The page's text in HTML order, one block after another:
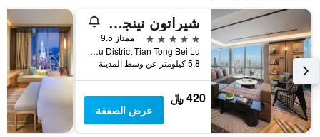
شيراتون نينجبو يينتشو
5 نجوم
ممتاز 9.5
No.899, Siming Middle Road, Yinzhou District Tian Tong Bei Lu, نينغبو, الصين
5.8 كيلومتر عن وسط المدينة
420 ﷼
عرض الصفقة